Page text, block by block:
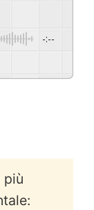
-:--
più